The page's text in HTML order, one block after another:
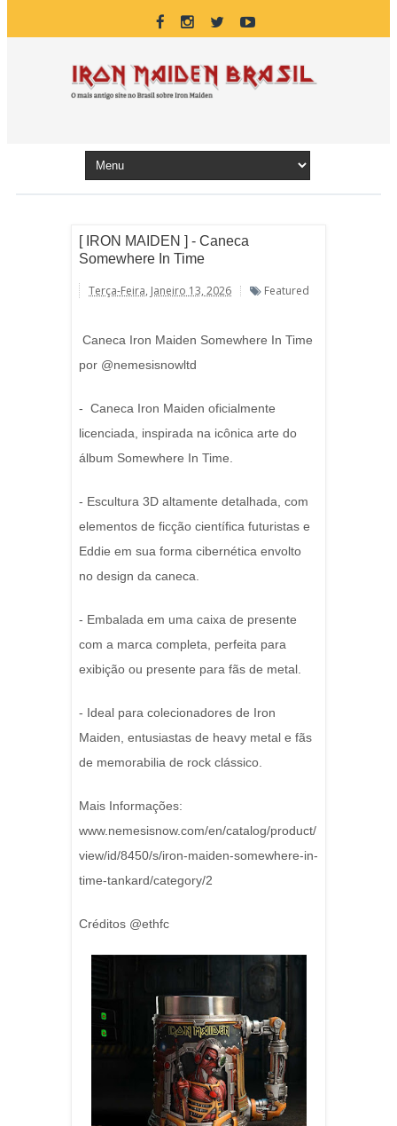
[ IRON MAIDEN ] - Caneca
Somewhere In Time
Terça-Feira, Janeiro 13, 2026 Featured
Caneca Iron Maiden Somewhere In Time
por @nemesisnowltd
- Caneca Iron Maiden oficialmente
licenciada, inspirada na icônica arte do
álbum Somewhere In Time.
- Escultura 3D altamente detalhada, com
elementos de ficção científica futuristas e
Eddie em sua forma cibernética envolto
no design da caneca.
- Embalada em uma caixa de presente
com a marca completa, perfeita para
exibição ou presente para fãs de metal.
- Ideal para colecionadores de Iron
Maiden, entusiastas de heavy metal e fãs
de memorabilia de rock clássico.
Mais Informações:
www.nemesisnow.com/en/catalog/product/
view/id/8450/s/iron-maiden-somewhere-in-
time-tankard/category/2
Créditos @ethfc